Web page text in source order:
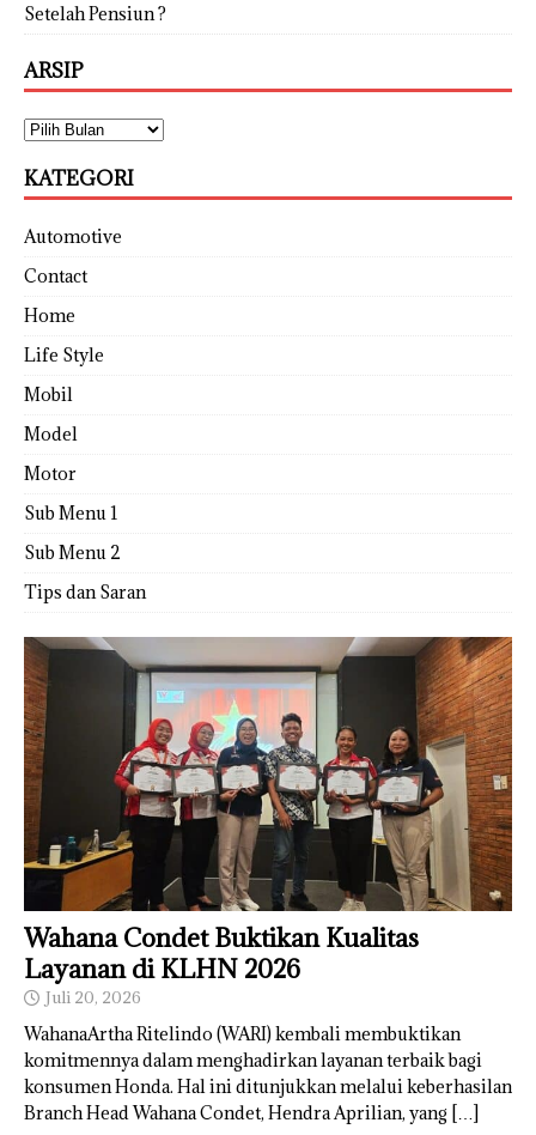
Setelah Pensiun ?
ARSIP
KATEGORI
Automotive
Contact
Home
Life Style
Mobil
Model
Motor
Sub Menu 1
Sub Menu 2
Tips dan Saran
Wahana Condet Buktikan Kualitas
Layanan di KLHN 2026
Juli 20, 2026
WahanaArtha Ritelindo (WARI) kembali membuktikan
komitmennya dalam menghadirkan layanan terbaik bagi
konsumen Honda. Hal ini ditunjukkan melalui keberhasilan
Branch Head Wahana Condet, Hendra Aprilian, yang […]